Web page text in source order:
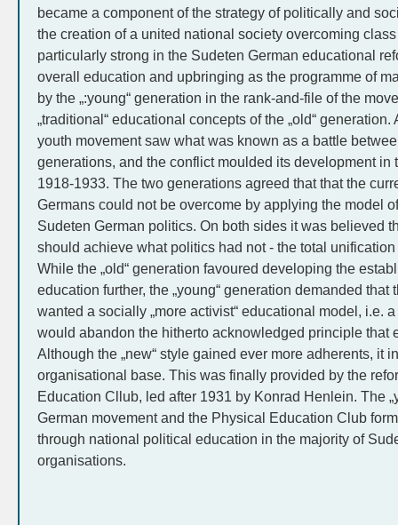
became a component of the strategy of politically and
the creation of a united national society overcoming
particularly strong in the Sudeten German educational
overall education and upbringing as the programme of
by the „:young“ generation in the rank-and-file of the
„traditional“ educational concepts of the „old“
youth movement saw what was known as a battle
generations, and the conflict moulded its development in
1918-1933. The two generations agreed that that the
Germans could not be overcome by applying the model
Sudeten German politics. On both sides it was believed
should achieve what politics had not - the total
While the „old“ generation favoured developing the
education further, the „young“ generation demanded
wanted a socially „more activist“ educational model, i.e.
would abandon the hitherto acknowledged principle that
Although the „new“ style gained ever more adherents, it
organisational base. This was finally provided by the
Education Cllub, led after 1931 by Konrad Henlein. The
German movement and the Physical Education Club
through national political education in the majority of
organisations.